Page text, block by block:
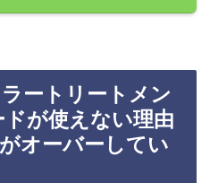
ートリートメン
ドが使えない理由
オーバーしてい